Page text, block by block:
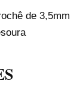
de 3,5mm